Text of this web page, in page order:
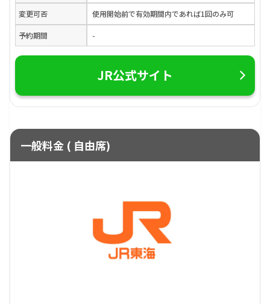
変更可否 使用開始前で有効期間内であれば1回のみ可
予約期間 -
JR公式サイト
一般料金 ( 自由席)